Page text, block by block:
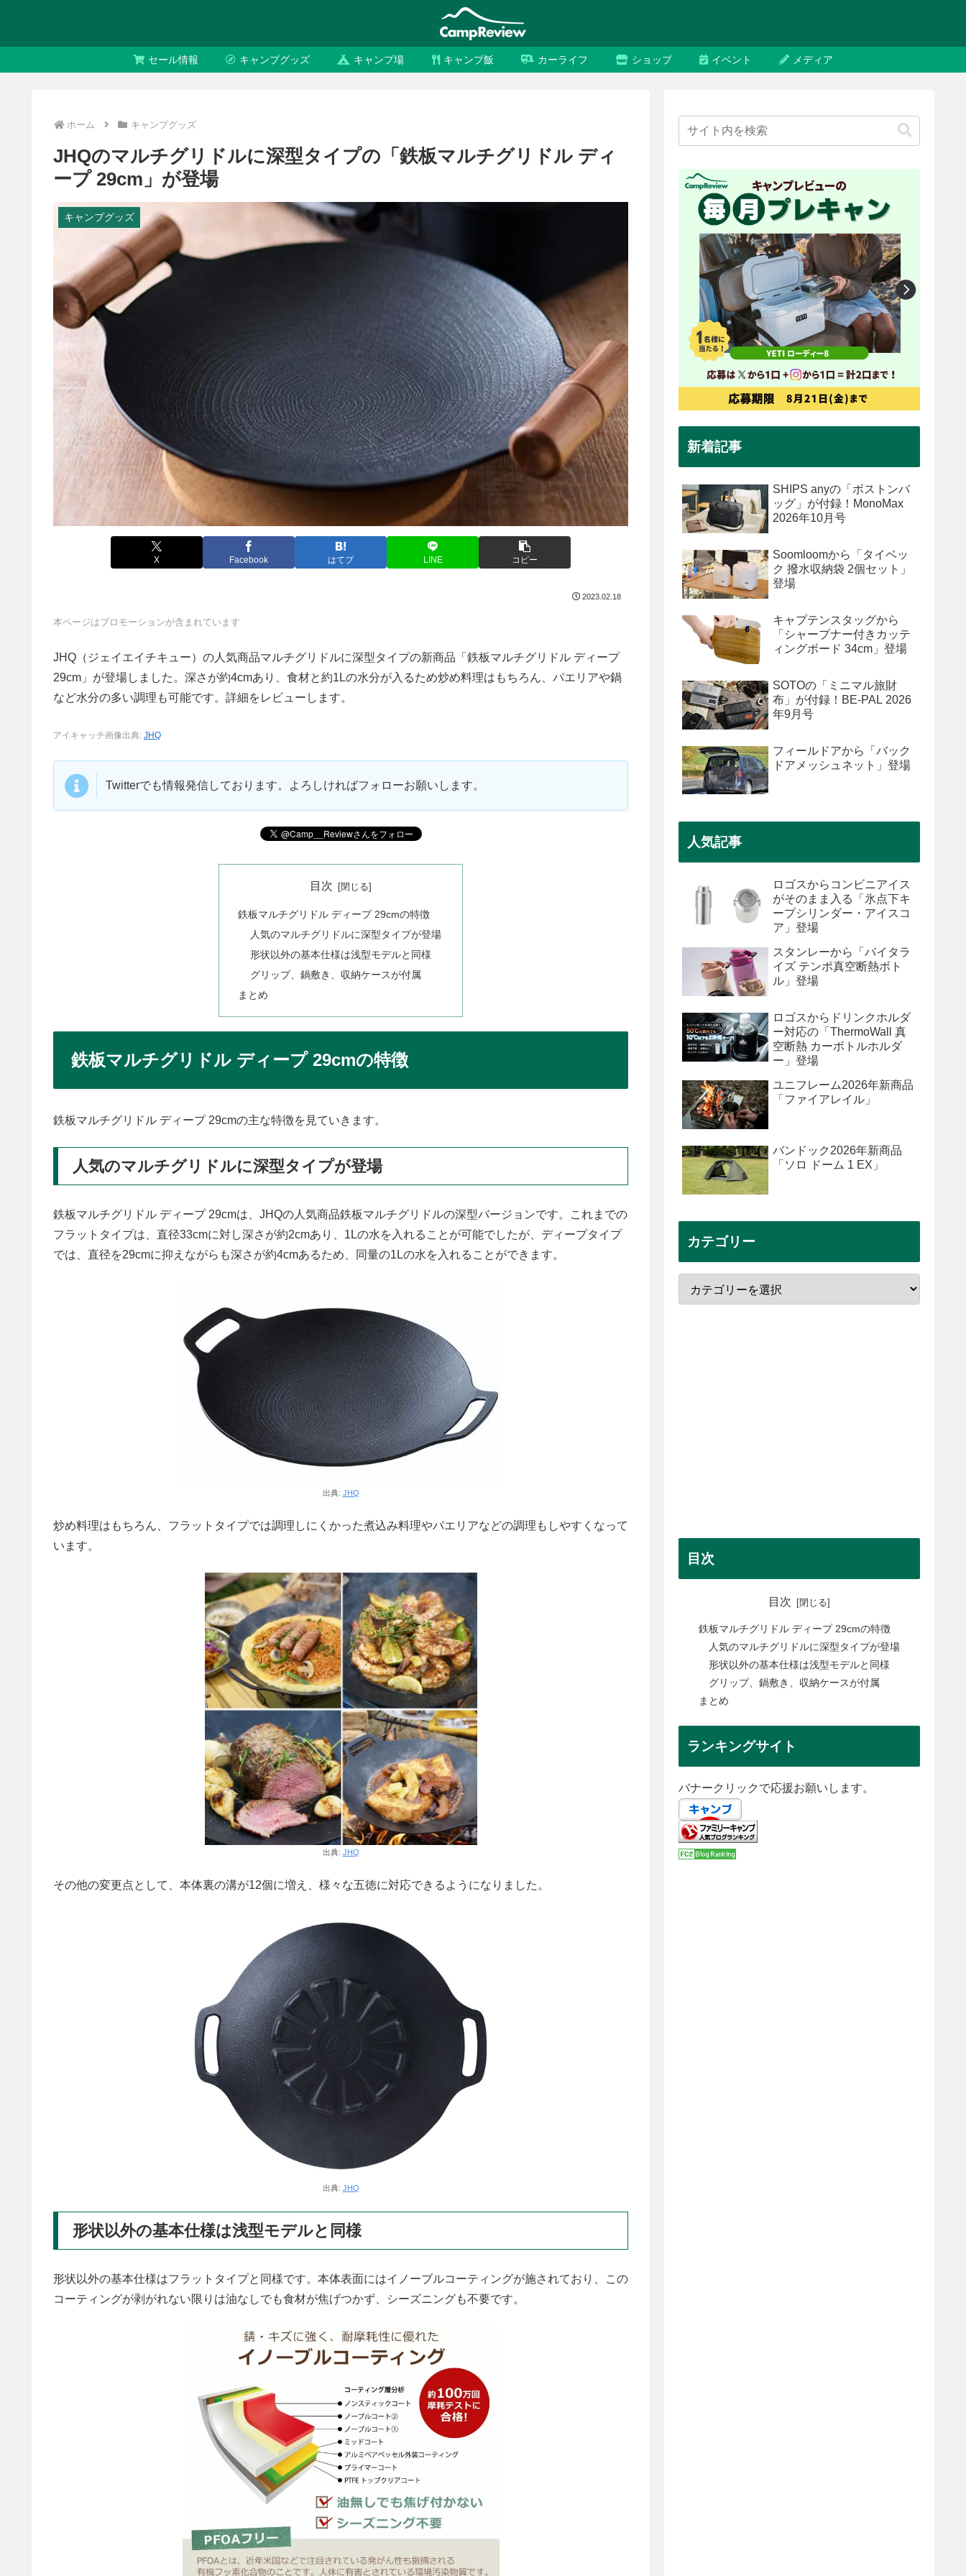
セール情報 キャンプグッズ キャンプ場 キャンプ飯 カーライフ ショップ イベント メディア
ホーム キャンプグッズ
JHQのマルチグリドルに深型タイプの「鉄板マルチグリドル ディ
ープ 29cm」が登場
キャンプグッズ
X Facebook はてブ LINE コピー
2023.02.18
本ページはプロモーションが含まれています
JHQ（ジェイエイチキュー）の人気商品マルチグリドルに深型タイプの新商品「鉄板マルチグリドル ディープ
29cm」が登場しました。深さが約4cmあり、食材と約1Lの水分が入るため炒め料理はもちろん、パエリアや鍋
など水分の多い調理も可能です。詳細をレビューします。
アイキャッチ画像出典: JHQ
Twitterでも情報発信しております。よろしければフォローお願いします。
目次
鉄板マルチグリドル ディープ 29cmの特徴
人気のマルチグリドルに深型タイプが登場
形状以外の基本仕様は浅型モデルと同様
グリップ、鍋敷き、収納ケースが付属
まとめ
鉄板マルチグリドル ディープ 29cmの特徴
鉄板マルチグリドル ディープ 29cmの主な特徴を見ていきます。
人気のマルチグリドルに深型タイプが登場
鉄板マルチグリドル ディープ 29cmは、JHQの人気商品鉄板マルチグリドルの深型バージョンです。これまでの
フラットタイプは、直径33cmに対し深さが約2cmあり、1Lの水を入れることが可能でしたが、ディープタイプ
では、直径を29cmに抑えながらも深さが約4cmあるため、同量の1Lの水を入れることができます。
出典: JHQ
炒め料理はもちろん、フラットタイプでは調理しにくかった煮込み料理やパエリアなどの調理もしやすくなって
います。
出典: JHQ
その他の変更点として、本体裏の溝が12個に増え、様々な五徳に対応できるようになりました。
出典: JHQ
形状以外の基本仕様は浅型モデルと同様
形状以外の基本仕様はフラットタイプと同様です。本体表面にはイノーブルコーティングが施されており、この
コーティングが剥がれない限りは油なしでも食材が焦げつかず、シーズニングも不要です。
新着記事
SHIPS anyの「ボストンバ
ッグ」が付録！MonoMax
2026年10月号
Soomloomから「タイベッ
ク 撥水収納袋 2個セット」
登場
キャプテンスタッグから
「シャープナー付きカッテ
ィングボード 34cm」登場
SOTOの「ミニマル旅財
布」が付録！BE-PAL 2026
年9月号
フィールドアから「バック
ドアメッシュネット」登場
人気記事
ロゴスからコンビニアイス
がそのまま入る「氷点下キ
ープシリンダー・アイスコ
ア」登場
スタンレーから「バイタラ
イズ テンポ真空断熱ボト
ル」登場
ロゴスからドリンクホルダ
ー対応の「ThermoWall 真
空断熱 カーボトルホルダ
ー」登場
ユニフレーム2026年新商品
「ファイアレイル」
バンドック2026年新商品
「ソロ ドーム 1 EX」
カテゴリー
目次
目次
鉄板マルチグリドル ディープ 29cmの特徴
人気のマルチグリドルに深型タイプが登場
形状以外の基本仕様は浅型モデルと同様
グリップ、鍋敷き、収納ケースが付属
まとめ
ランキングサイト
バナークリックで応援お願いします。